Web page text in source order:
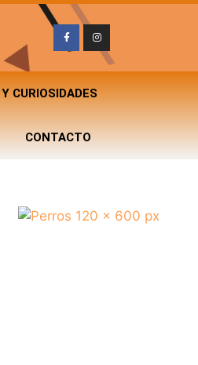
CURIOSIDADES
CONTACTO